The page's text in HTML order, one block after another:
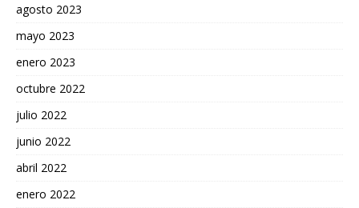
agosto 2023
mayo 2023
enero 2023
octubre 2022
julio 2022
junio 2022
abril 2022
enero 2022